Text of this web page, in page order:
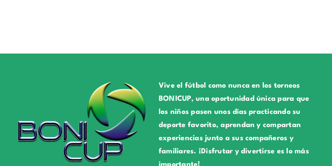
Vive el fútbol como nunca en los torneos
BONICUP, una oportunidad única para que
los niños pasen unos días practicando su
deporte favorito, aprendan y compartan
experiencias junto a sus compañeros y
familiares. ¡Disfrutar y divertirse es lo más